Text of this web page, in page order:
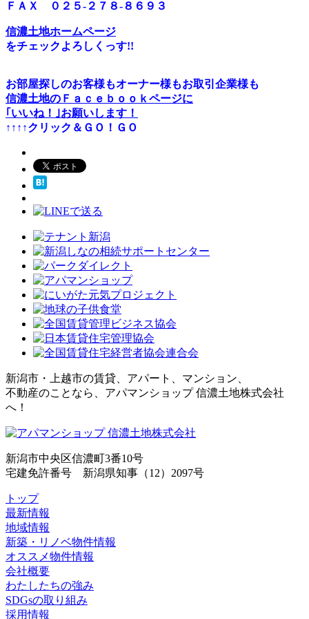
ＦＡＸ ０２５-２７８-８６９３
信濃土地ホームページ
をチェックよろしくっす!!
お部屋探しのお客様もオーナー様もお取引企業様も
信濃土地のＦａｃｅｂｏｏｋページに
｢いいね！｣お願いします！
↑↑↑↑クリック＆ＧＯ！ＧＯ
新潟市・上越市の賃貸、アパート、マンション、
不動産のことなら、アパマンショップ 信濃土地株式会社
へ！
新潟市中央区信濃町3番10号
宅建免許番号 新潟県知事（12）2097号
トップ
最新情報
地域情報
新築・リノベ物件情報
オススメ物件情報
会社概要
わたしたちの強み
SDGsの取り組み
採用情報